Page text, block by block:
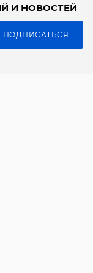
И НОВОСТЕЙ
ПОДПИСАТЬСЯ